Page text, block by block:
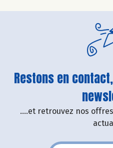
Restons en
....et retrouvez nos